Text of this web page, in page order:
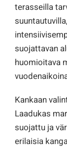
terasseilla
suojattavan
huomioitava
Kankaan
Laadukas
suojattu ja
erilaisia